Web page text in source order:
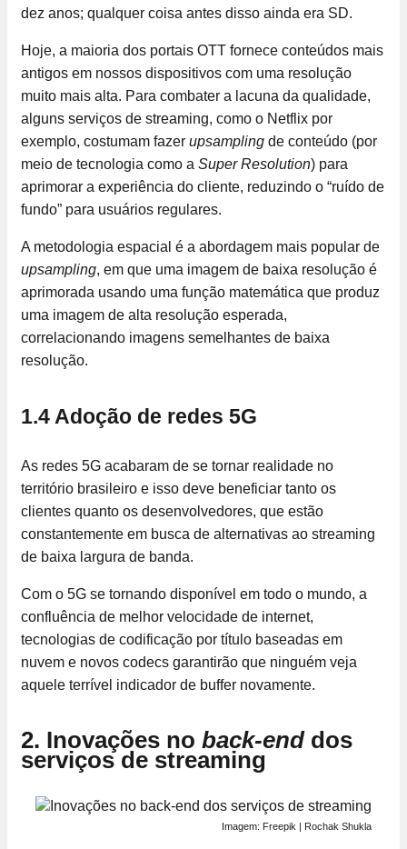
dez anos; qualquer coisa antes disso ainda era SD.
Hoje, a maioria dos portais OTT fornece conteúdos mais
antigos em nossos dispositivos com uma resolução
muito mais alta. Para combater a lacuna da qualidade,
alguns serviços de streaming, como o Netflix por
exemplo, costumam fazer upsampling de conteúdo (por
meio de tecnologia como a Super Resolution) para
aprimorar a experiência do cliente, reduzindo o “ruído de
fundo” para usuários regulares.
A metodologia espacial é a abordagem mais popular de
upsampling, em que uma imagem de baixa resolução é
aprimorada usando uma função matemática que produz
uma imagem de alta resolução esperada,
correlacionando imagens semelhantes de baixa
resolução.
1.4 Adoção de redes 5G
As redes 5G acabaram de se tornar realidade no
território brasileiro e isso deve beneficiar tanto os
clientes quanto os desenvolvedores, que estão
constantemente em busca de alternativas ao streaming
de baixa largura de banda.
Com o 5G se tornando disponível em todo o mundo, a
confluência de melhor velocidade de internet,
tecnologias de codificação por título baseadas em
nuvem e novos codecs garantirão que ninguém veja
aquele terrível indicador de buffer novamente.
2. Inovações no back-enddos
serviços de streaming
Imagem: Freepik | Rochak Shukla